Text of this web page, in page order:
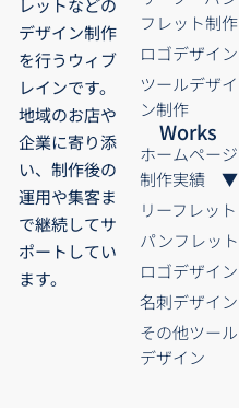
デザイン制作
を行うウィブ
レインです。
地域のお店や
企業に寄り添
い、制作後の
運用や集客ま
で継続してサ
ポートしてい
ます。
フレット制作
ロゴデザイン
ツールデザイ
ン制作
Works
ホームページ
制作実績 ▼
リーフレット
パンフレット
ロゴデザイン
名刺デザイン
その他ツール
デザイン